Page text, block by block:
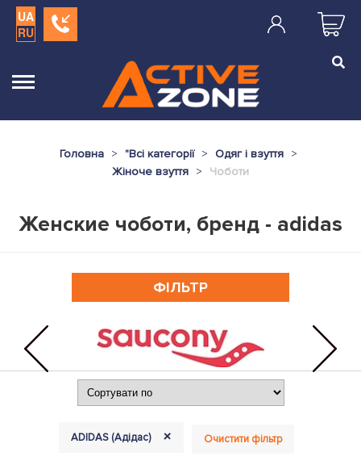
UA
RU
Головна "Всі категорії
Одяг і взуття
Жіноче взуття
Чоботи
Женские чоботи, бренд - adidas
ФІЛЬТР
ADIDAS (Адідас) + Очистити фільтр